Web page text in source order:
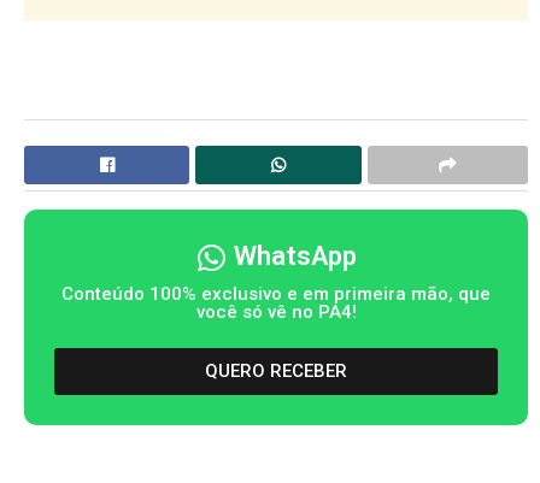
WhatsApp
Conteúdo 100% exclusivo e em primeira mão, que
você só vê no PA4!
QUERO RECEBER